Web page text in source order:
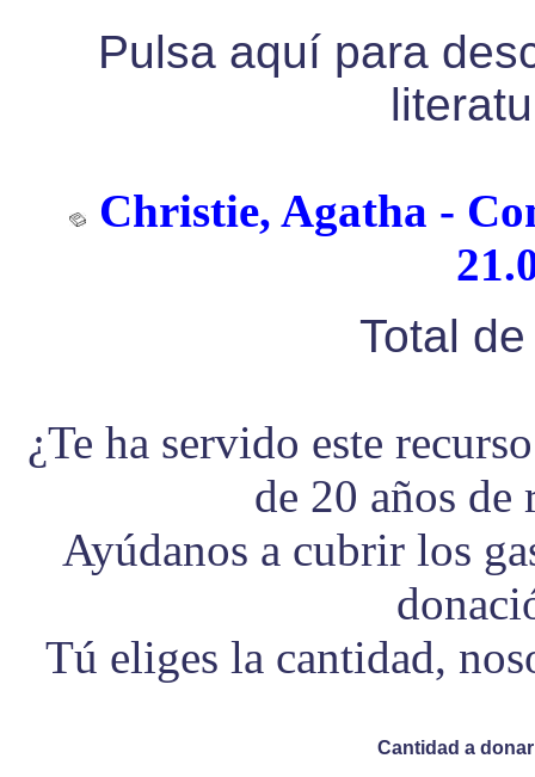
Pulsa aquí para
Christie, Agatha -
Total
¿Te ha servido este
de 20 años
Ayúdanos a cubrir los
Tú eliges la cantidad,
Cantidad a